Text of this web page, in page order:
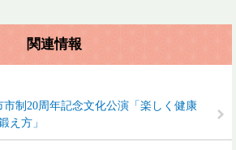
関連情報
市制20周年記念文化公演「楽しく健康
え方」